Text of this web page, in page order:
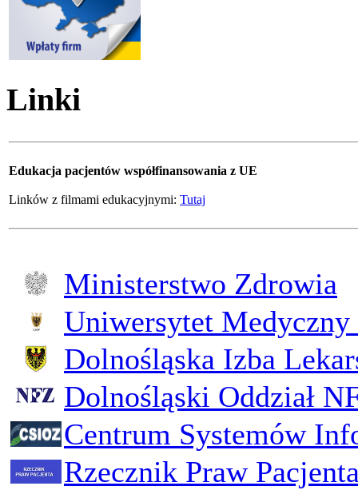
Linki
Edukacja pacjentów współfinansowania z UE
Linków z filmami edukacyjnymi: Tutaj
Ministerstwo Zdrowia
Uniwersytet
Dolnośląska Izba
Dolnośląski Oddział
Centrum Systemów
Rzecznik Praw